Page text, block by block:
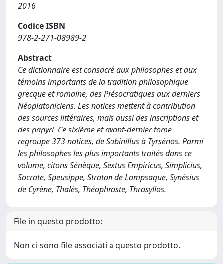
2016
Codice ISBN
978-2-271-08989-2
Abstract
Ce dictionnaire est consacré aux philosophes et aux
témoins importants de la tradition philosophique
grecque et romaine, des Présocratiques aux derniers
Néoplatoniciens. Les notices mettent à contribution
des sources littéraires, mais aussi des inscriptions et
des papyri. Ce sixième et avant-dernier tome
regroupe 373 notices, de Sabinillus à Tyrsénos. Parmi
les philosophes les plus importants traités dans ce
volume, citons Sénèque, Sextus Empiricus, Simplicius,
Socrate, Speusippe, Straton de Lampsaque, Synésius
de Cyrène, Thalès, Théophraste, Thrasyllos.
File in questo prodotto:
Non ci sono file associati a questo prodotto.